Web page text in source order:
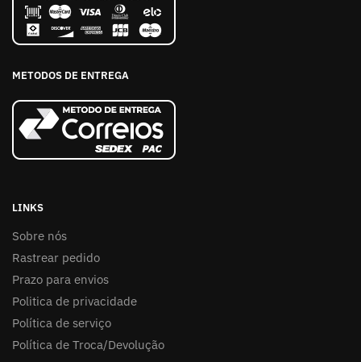
METODOS DE ENTREGA
LINKS
Sobre nós
Rastrear pedido
Prazo para envios
Politica de privacidade
Política de serviço
Política de Troca/Devolução